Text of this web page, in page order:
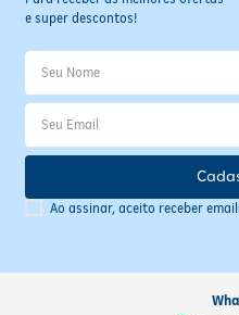
e super descontos!
Ao assinar, aceito receber